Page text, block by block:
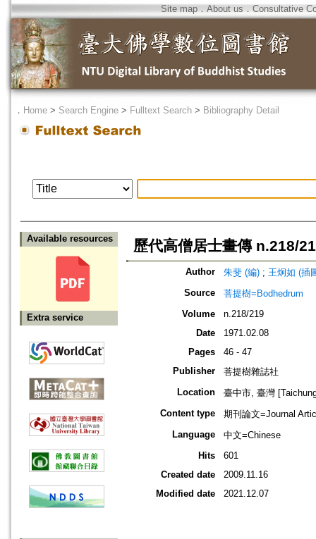
Site map．About us ． Consultative
． Home > Search Engine > Fulltext Search > Bibliography Detail
Available resources
Extra service
歷代高僧居士畫傳 n.218/
Author 朱斐 (編) ; 王炯如 (插
Source
菩提樹=Bodhedrum
Volume
n.218/219
Date
1971.02.08
Pages
46 - 47
Publisher
菩提樹雜誌社
Location
臺中市, 臺灣
Content type
期刊論文=Journal
Language
中文=Chinese
Hits
601
Created date
2009.11.16
Modified date
2021.12.07